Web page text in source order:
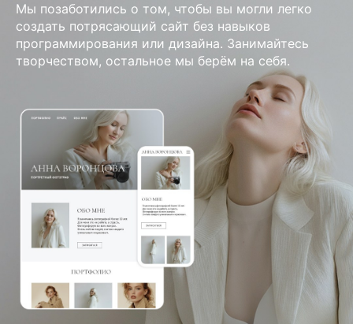
Мы позаботились о том, чтобы вы могли легко
создать потрясающий сайт без навыков
программирования или дизайна. Занимайтесь
творчеством, остальное мы берём на себя.